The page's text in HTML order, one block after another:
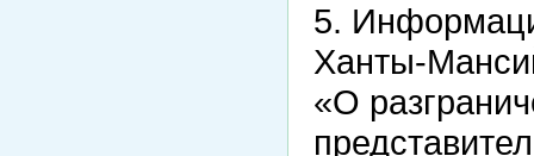
5.
Ханты-
«О